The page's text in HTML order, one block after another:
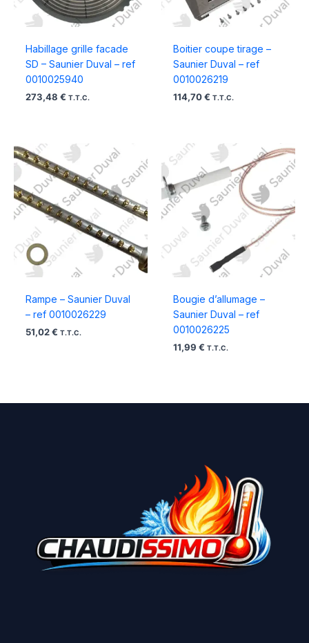
Habillage grille facade
SD – Saunier Duval – ref
0010025940
273,48 € T.T.C.
Boitier coupe tirage –
Saunier Duval – ref
0010026219
114,70 € T.T.C.
Rampe – Saunier Duval
– ref 0010026229
51,02 € T.T.C.
Bougie d’allumage –
Saunier Duval – ref
0010026225
11,99 € T.T.C.